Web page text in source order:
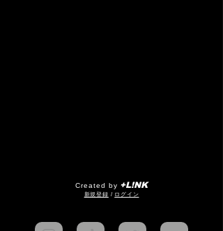
Created by +L!NK
​新規登録 / ログイン